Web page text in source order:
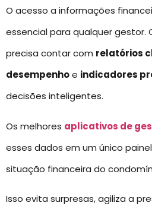
O acesso a informações
essencial para qualquer gestor.
precisa contar com relatórios
desempenhoe indicadores
decisões inteligentes.
Os melhores aplicativos de
esses dados em um único
situação financeira do
Isso evita surpresas, agiliza a